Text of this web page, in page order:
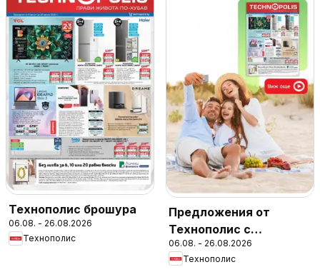
Технополис брошура
06.08. - 26.08.2026
Технополис
Предложения от
Технополис с
валидност до
26.08.2026
06.08. - 26.08.2026
Технополис